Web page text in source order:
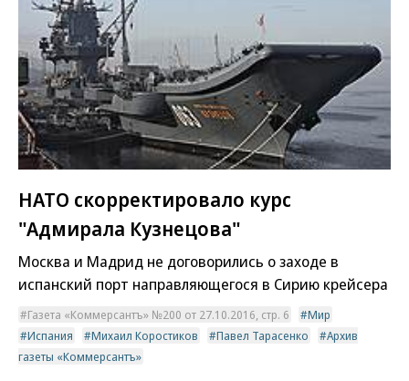
НАТО скорректировало курс
"Адмирала Кузнецова"
Москва и Мадрид не договорились о заходе в
испанский порт направляющегося в Сирию крейсера
Газета «Коммерсантъ» №200 от 27.10.2016, стр. 6
Мир
Испания
Михаил Коростиков Павел Тарасенко
Архив
газеты «Коммерсантъ»